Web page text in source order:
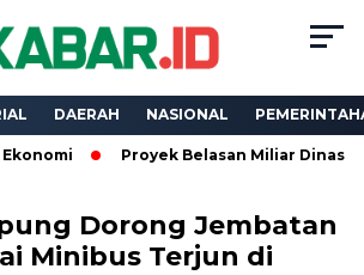
DAERAH NASIONAL
Proyek Belasan Miliar Dinas PKPCK
Dorong Jembatan
Minibus Terjun di